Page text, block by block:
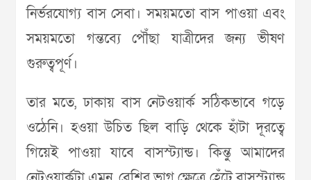
নির্ভরযোগ্য বাস সেবা। সময়মতো বাস পাওয়া এবং
সময়মতো গন্তব্যে পৌঁছা যাত্রীদের জন্য ভীষণ
গুরুত্বপূর্ণ।
তার মতে, ঢাকায় বাস নেটওয়ার্ক সঠিকভাবে গড়ে
ওঠেনি। হওয়া উচিত ছিল বাড়ি থেকে হাঁটা দূরত্বে
গিয়েই পাওয়া যাবে বাসস্ট্যান্ড। কিন্তু আমাদের